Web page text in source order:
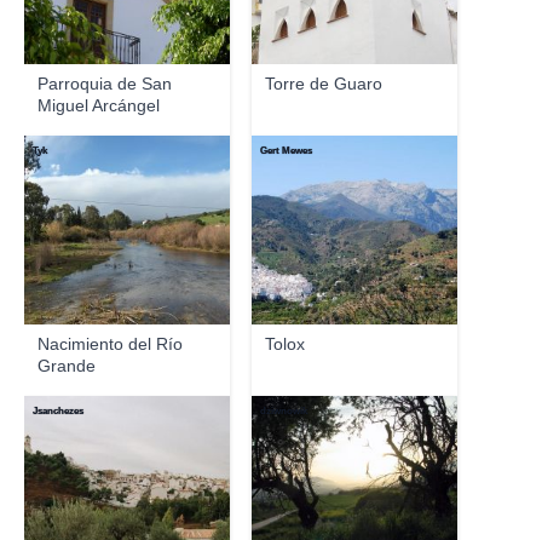
Parroquia de San
Miguel Arcángel
Torre de Guaro
Nacimiento del Río
Grande
Tyk
Tolox
Gert Mewes
Jsanchezes dziwnowik